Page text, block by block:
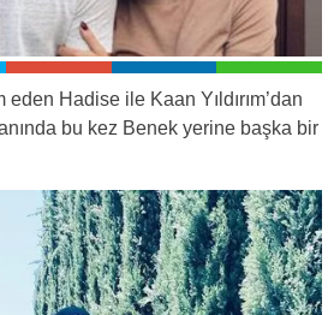
Hadise ile Kaan Yıldırım’dan
bu kez Benek yerine başka bir